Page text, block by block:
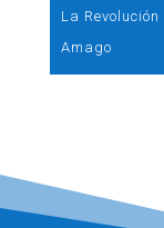
La
Amago